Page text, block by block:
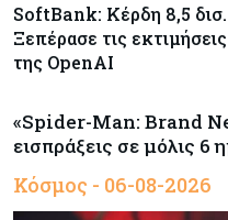
SoftBank: Κέρδη 8,5
Ξεπέρασε τις
της OpenAI
«Spider-Man: Brand
εισπράξεις σε μόλις 6
Κόσμος - 06-08-2026